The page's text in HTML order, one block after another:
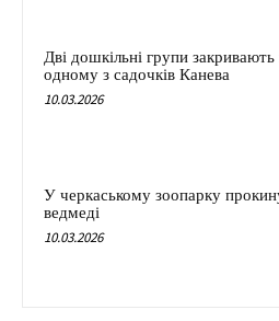
Дві дошкільні групи закривають
одному з садочків Канева
10.03.2026
У черкаському зоопарку
ведмеді
10.03.2026